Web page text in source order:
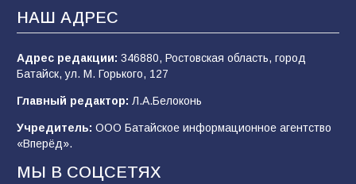
В Батайске продолжаются дорожные работы
100 04.08.2026
после выборов: в Госдуме дали ответ
95 06.08.2026
НАШ АДРЕС
Адрес редакции: 346880, Ростовская область, город
Батайск, ул. М. Горького, 127
Главный редактор: Л.А.Белоконь
Учредитель: ООО Батайское информационное агентство
«Вперёд».
МЫ В СОЦСЕТЯХ